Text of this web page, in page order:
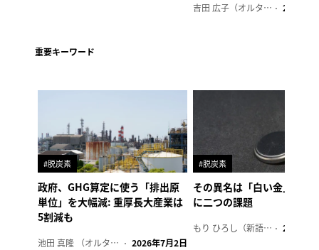
吉田 広子（オルタナ輪番編集長） 2026年6
重要キーワード
#脱炭素
政府、GHG算定に使う「排出原
単位」を大幅減: 重厚長大産業は
5割減も
池田 真隆 （オルタナ輪番編集長） 2026年7月2日
#脱炭素
その異名は「白い金」、リ
に二つの課題
もり ひろし（新語ウォッチャー） 2023年7